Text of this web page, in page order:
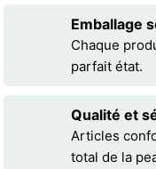
Emballage
Chaque
parfait état.
Qualité et
Articles
total de la